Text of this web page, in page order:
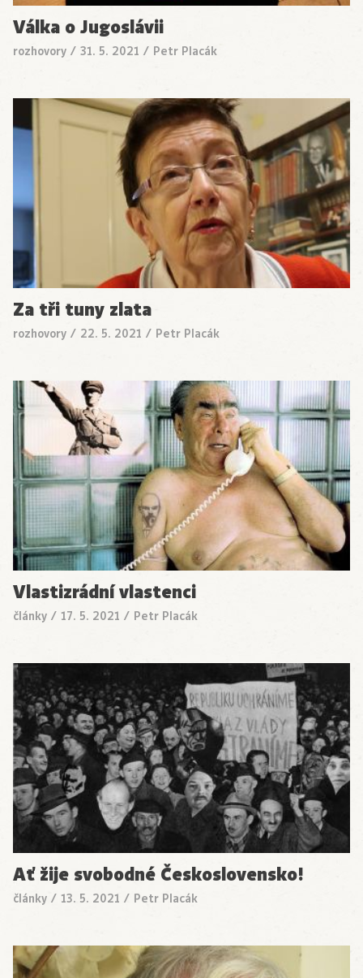
Válka o Jugoslávii
rozhovory / 31. 5. 2021 / Petr Placák
Za tři tuny zlata
rozhovory / 22. 5. 2021 / Petr Placák
Vlastizrádní vlastenci
články / 17. 5. 2021 / Petr Placák
Ať žije svobodné Československo!
články / 13. 5. 2021 / Petr Placák